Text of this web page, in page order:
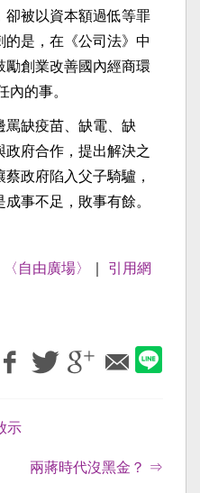
卻被以資本額過低等罪
是，在《公司法》中
勵創業改善國內經商環
內的事。
罵缺疫苗、缺電、缺
府合作，提出解決之
政府陷入父子騎驢，
事不足，敗事有餘。
自由廣場〉
引用網
示
兩蔣時代沒黑金？ ⇒